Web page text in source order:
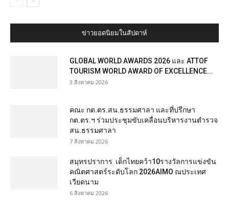
ข่าวยอดนิยมในสัปดาห์
GLOBAL WORLD AWARDS 2026 และ ATTOF
TOURISM WORLD AWARD OF EXCELLENCE...
3 สิงหาคม 2026
คณะ กต.ตร.สน.ธรรมศาลา และที่ปรึกษา
กต.ตร.ฯ ร่วมประชุมขับเคลื่อนบริหารงานตำรวจ
สน.ธรรมศาลา
7 สิงหาคม 2026
สมุทรปราการ เด็กไทยคว้า10รางวัลการแข่งขัน
คณิตศาสตร์ระดับโลก 2026AIMO ณประเทศ
เวียดนาม
6 สิงหาคม 2026